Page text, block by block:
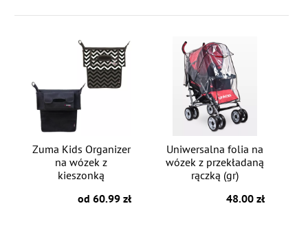
Zuma Kids Organizer
na wózek z
kieszonką
od 60.99 zł
Uniwersalna folia na
wózek z przekładaną
rączką (gr)
48.00 zł